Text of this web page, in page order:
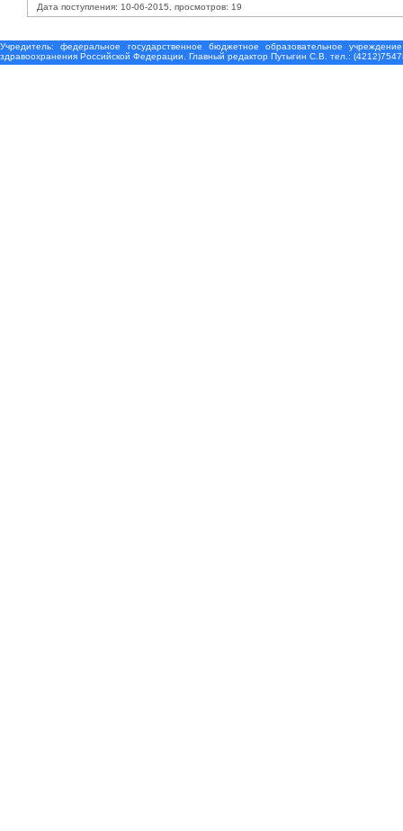
Дата поступления: 10-06-2015, просмотров: 19
Учредитель: федеральное государственное бюджетное образовательное
здравоохранения Российской Федерации. Главный редактор Путыгин С.В. тел.: